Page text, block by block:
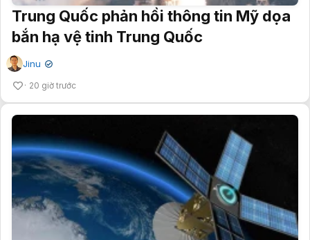
Trung Quốc phản hồi thông tin Mỹ dọa
bắn hạ vệ tinh Trung Quốc
Jinu ✔
20 giờ trước